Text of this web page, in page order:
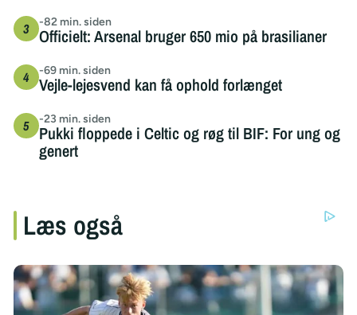
-82 min. siden
Officielt: Arsenal bruger 650 mio på brasilianer
-69 min. siden
Vejle-lejesvend kan få ophold forlænget
-23 min. siden
Pukki floppede i Celtic og røg til BIF: For ung og
genert